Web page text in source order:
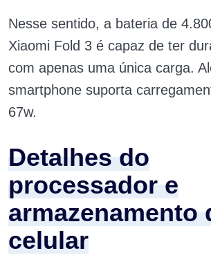
Nesse sentido, a bateria de
Xiaomi Fold 3 é capaz de ter
com apenas uma única carga.
smartphone suporta
67w.
Detalhes do
processador e
armazenamento
celular